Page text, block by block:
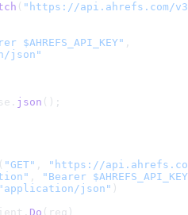
( " https://api.ahrefs.com/
$AHREFS_API_KEY" ,
json"
json ();
( "GET" , " https://
,
"Bearer
"application/json" )
Do (req)